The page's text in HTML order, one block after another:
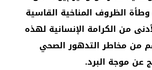
الظروف المناخية القاسية
من الكرامة الإنسانية لهذه
من مخاطر التدهور الصحي
عن موجة البرد.